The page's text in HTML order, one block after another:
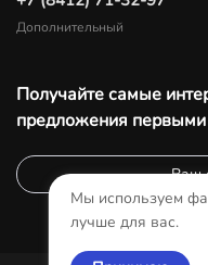
Дополнительный
Получайте самые
предложения первыми
Мы используем
лучше для вас.